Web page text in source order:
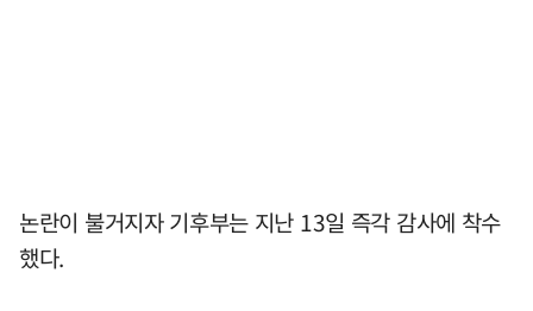
논란이 불거지자 기후부는 지난 13일 즉각 감사에 착수
했다.